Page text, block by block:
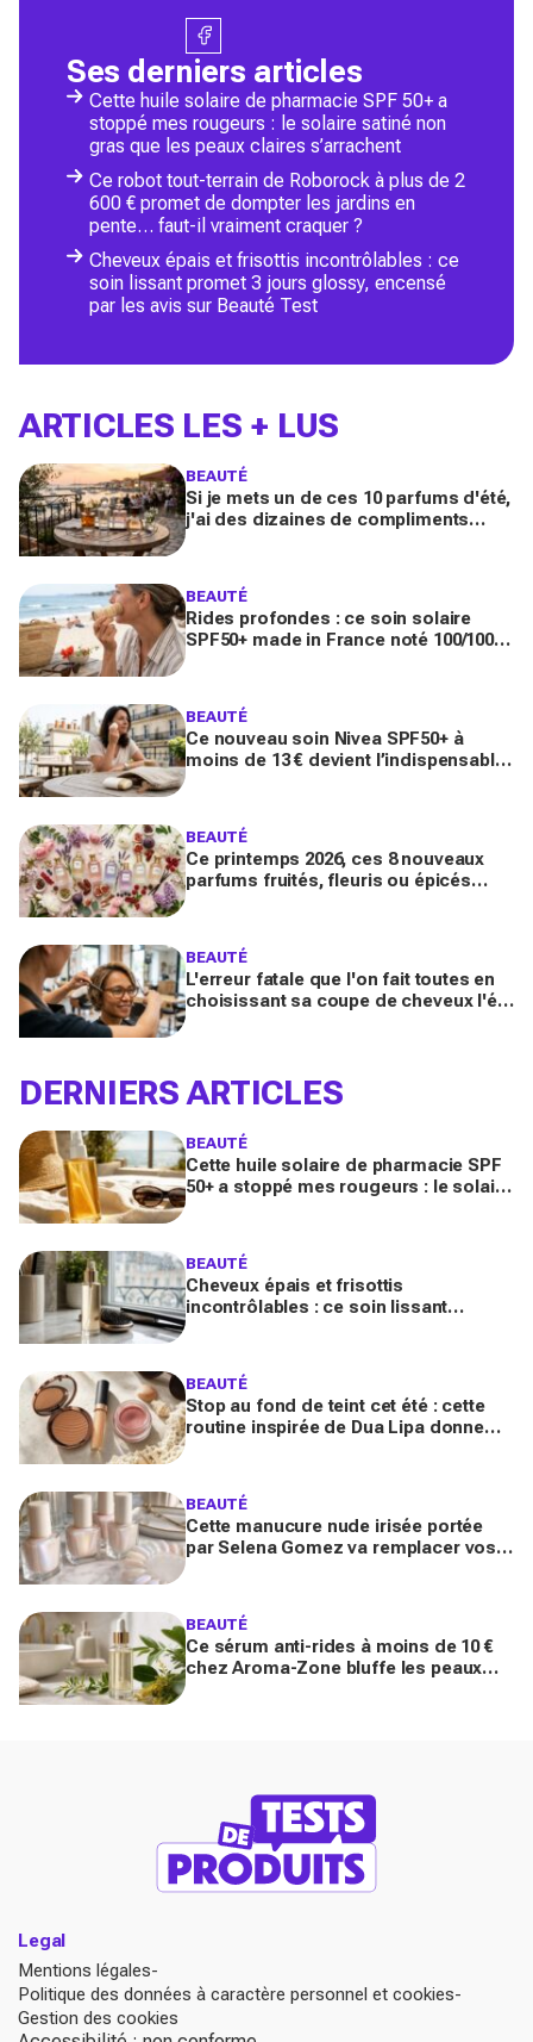
Ses derniers articles
Cette huile solaire de pharmacie SPF 50+ a
stoppé mes rougeurs : le solaire satiné non
gras que les peaux claires s’arrachent
Ce robot tout-terrain de Roborock à plus de 2
600 € promet de dompter les jardins en
pente… faut-il vraiment craquer ?
Cheveux épais et frisottis incontrôlables : ce
soin lissant promet 3 jours glossy, encensé
par les avis sur Beauté Test
ARTICLES LES + LUS
BEAUTÉ
Si je mets un de ces 10 parfums d'été,
j'ai des dizaines de compliments
BEAUTÉ
Rides profondes : ce soin solaire
SPF50+ made in France noté 100/100
BEAUTÉ
Ce nouveau soin Nivea SPF50+ à
moins de 13 € devient l’indispensable
BEAUTÉ
Ce printemps 2026, ces 8 nouveaux
parfums fruités, fleuris ou épicés
BEAUTÉ
L'erreur fatale que l'on fait toutes en
choisissant sa coupe de cheveux l'été
DERNIERS ARTICLES
BEAUTÉ
Cette huile solaire de pharmacie SPF
50+ a stoppé mes rougeurs : le solaire
BEAUTÉ
Cheveux épais et frisottis
incontrôlables : ce soin lissant
BEAUTÉ
Stop au fond de teint cet été : cette
routine inspirée de Dua Lipa donne
BEAUTÉ
Cette manucure nude irisée portée
par Selena Gomez va remplacer vos
BEAUTÉ
Ce sérum anti-rides à moins de 10 €
chez Aroma-Zone bluffe les peaux
Legal
Mentions légales
Politique des données à caractère personnel et cookies
Gestion des cookies